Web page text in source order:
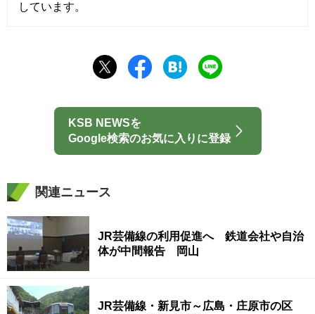
しています。
KSB NEWSを
Google検索のお気に入りに登録
関連ニュース
JR芸備線の利用促進へ 鉄道会社や自治
体が中間報告 岡山
JR芸備線・新見市～広島・庄原市の区